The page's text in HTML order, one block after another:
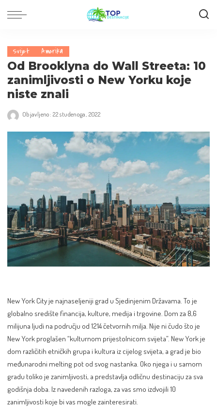
Svijet Amerika
Od Brooklyna do Wall Streeta: 10
zanimljivosti o New Yorku koje
niste znali
Objavljeno: 22 studenoga, 2022
New York City je najnaseljeniji grad u Sjedinjenim Državama. To je
globalno središte financija, kulture, medija i trgovine. Dom za 8,6
milijuna ljudi na području od 1214 četvornih milja. Nije ni čudo što je
New York proglašen “kulturnom prijestolnicom svijeta”. New York je
dom različitih etničkih grupa i kultura iz cijelog svijeta, a grad je bio
međunarodni melting pot od svog nastanka. Oko njega i u samom
gradu toliko je zanimljivosti, a predstavlja odličnu destinaciju za sva
godišnja doba. Iz navedenih razloga, za vas smo izdvojili 10
zanimljivosti koje bi vas mogle zainteresirati.